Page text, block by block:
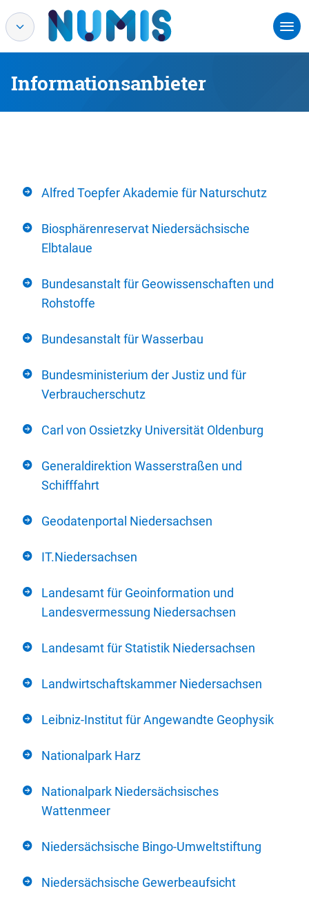
Informationsanbieter
Alfred Toepfer Akademie für Naturschutz
Biosphärenreservat Niedersächsische
Elbtalaue
Bundesanstalt für Geowissenschaften und
Rohstoffe
Bundesanstalt für Wasserbau
Bundesministerium der Justiz und für
Verbraucherschutz
Carl von Ossietzky Universität Oldenburg
Generaldirektion Wasserstraßen und
Schifffahrt
Geodatenportal Niedersachsen
IT.Niedersachsen
Landesamt für Geoinformation und
Landesvermessung Niedersachsen
Landesamt für Statistik Niedersachsen
Landwirtschaftskammer Niedersachsen
Leibniz-Institut für Angewandte Geophysik
Nationalpark Harz
Nationalpark Niedersächsisches
Wattenmeer
Niedersächsische Bingo-Umweltstiftung
Niedersächsische Gewerbeaufsicht